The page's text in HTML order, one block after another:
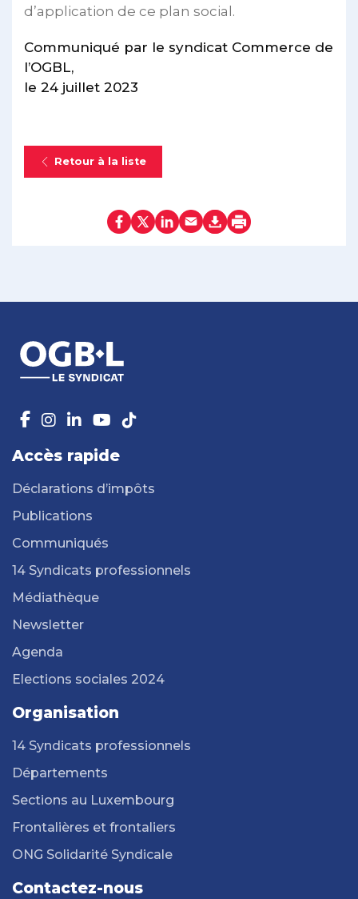
d’application de ce plan social.
Communiqué par le syndicat Commerce de
l’OGBL,
le 24 juillet 2023
Retour à la liste
Accès rapide
Déclarations d’impôts
Publications
Communiqués
14 Syndicats professionnels
Médiathèque
Newsletter
Agenda
Elections sociales 2024
Organisation
14 Syndicats professionnels
Départements
Sections au Luxembourg
Frontalières et frontaliers
ONG Solidarité Syndicale
Contactez-nous